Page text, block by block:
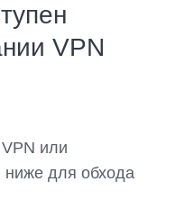
VPN
или
ниже для обхода